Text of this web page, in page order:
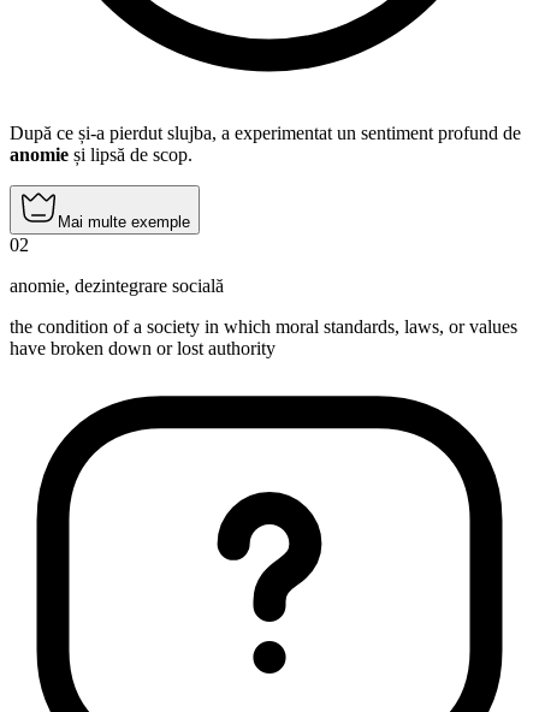
După ce și-a pierdut slujba, a experimentat un sentiment profund de
anomie și lipsă de scop.
Mai multe exemple
02
anomie, dezintegrare socială
the condition of a society in which moral standards, laws, or values
have broken down or lost authority